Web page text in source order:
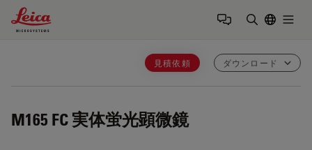
Leica Microsystems Logo
見積依頼 ダウンロード
M165 FC 実体蛍光顕微鏡